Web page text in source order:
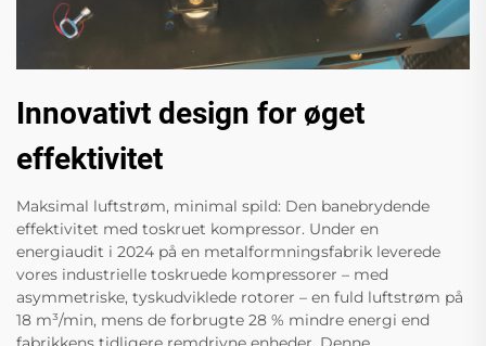
Innovativt design for øget
effektivitet
Maksimal luftstrøm, minimal spild: Den banebrydende
effektivitet med toskruet kompressor. Under en
energiaudit i 2024 på en metalformningsfabrik leverede
vores industrielle toskruede kompressorer – med
asymmetriske, tyskudviklede rotorer – en fuld luftstrøm på
18 m³/min, mens de forbrugte 28 % mindre energi end